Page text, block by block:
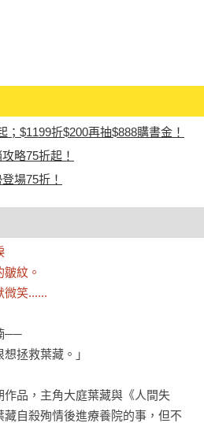
；$1199折$200再抽$888購書金！
略75折起！
場75折！
紋。
微笑......
──
拯救葉藏。」
作品，主角大庭葉藏與《人間失
自殺殉情後進療養院的事，但不